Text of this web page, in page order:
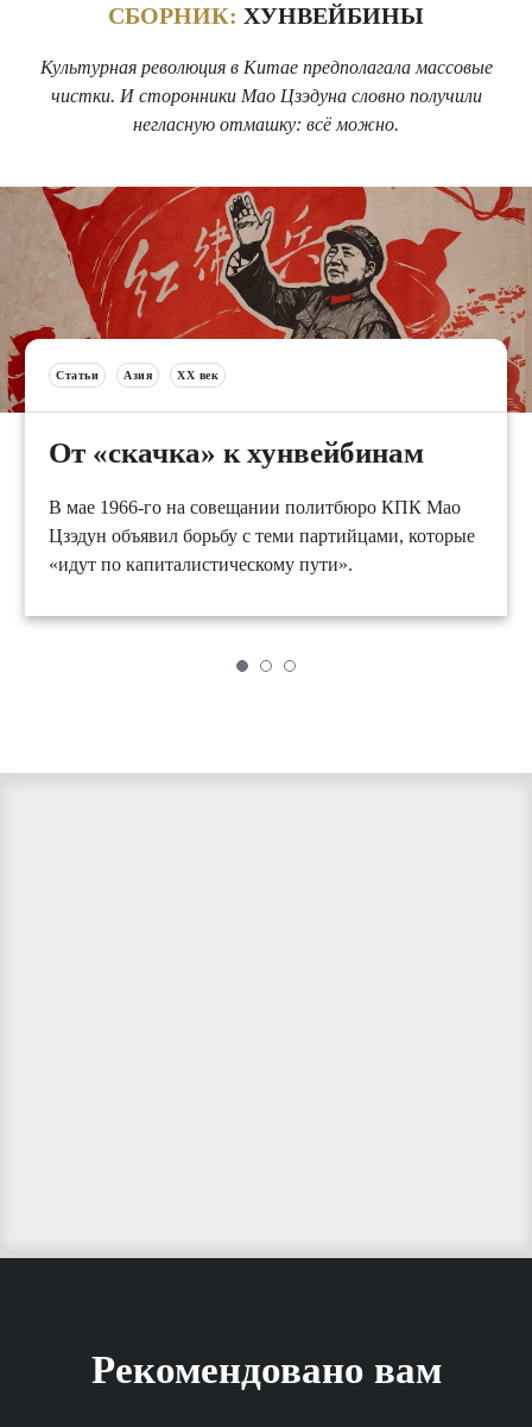
СБОРНИК: ХУНВЕЙБИНЫ
Культурная революция в Китае предполагала массовые
чистки. И сторонники Мао Цзэдуна словно получили
негласную отмашку: всё можно.
Статьи Азия XX век
От «скачка» к хунвейбинам
В мае 1966-го на совещании политбюро КПК Мао
Цзэдун объявил борьбу с теми партийцами, которые
«идут по капиталистическому пути».
Рекомендовано вам